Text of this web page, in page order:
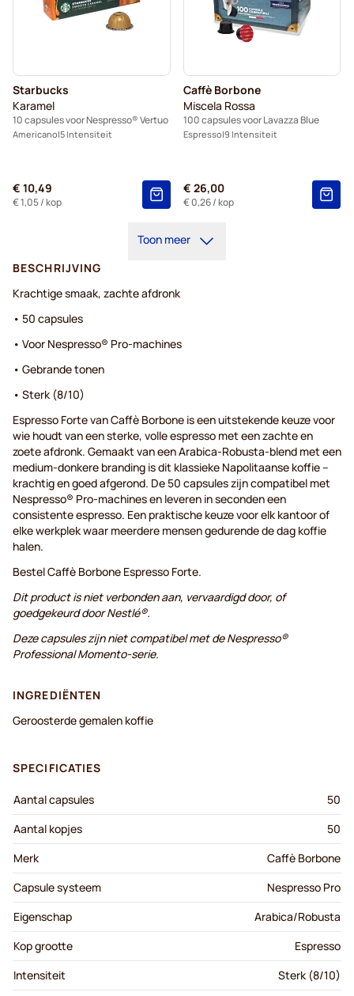
Starbucks
Karamel
10 capsules voor Nespresso® Vertuo
Americano 5 Intensiteit
€ 10,49
€ 1,05/ kop
Caffè Borbone
Miscela Rossa
100 capsules voor Lavazza Blue
Espresso 9 Intensiteit
€ 26,00
€ 0,26/ kop
Toon meer
BESCHRIJVING
Krachtige smaak, zachte afdronk
• 50 capsules
• Voor Nespresso® Pro-machines
• Gebrande tonen
• Sterk (8/10)
Espresso Forte van Caffè Borbone is een uitstekende keuze voor
wie houdt van een sterke, volle espresso met een zachte en
zoete afdronk. Gemaakt van een Arabica-Robusta-blend met een
medium-donkere branding is dit klassieke Napolitaanse koffie –
krachtig en goed afgerond. De 50 capsules zijn compatibel met
Nespresso® Pro-machines en leveren in seconden een
consistente espresso. Een praktische keuze voor elk kantoor of
elke werkplek waar meerdere mensen gedurende de dag koffie
halen.
Bestel Caffè Borbone Espresso Forte.
Dit product is niet verbonden aan, vervaardigd door, of
goedgekeurd door Nestlé®.
Deze capsules zijn niet compatibel met de Nespresso®
Professional Momento-serie.
INGREDIËNTEN
Geroosterde gemalen koffie
SPECIFICATIES
Aantal capsules
50
Aantal kopjes
50
Merk
Caffè Borbone
Capsule systeem
Nespresso Pro
Eigenschap
Arabica/Robusta
Kop grootte
Espresso
Intensiteit
Sterk (8/10)